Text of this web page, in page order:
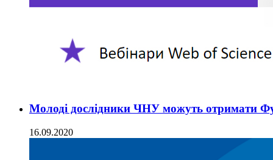
Молоді дослідники ЧНУ можуть отримати
16.09.2020